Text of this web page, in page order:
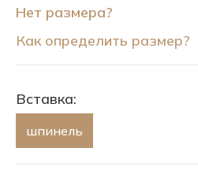
Нет размера?
Как определить размер?
Вставка:
шпинель